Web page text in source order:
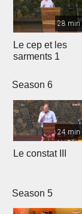
28 min
Le cep et les
sarments 1
Season 6
24 min
Le constat III
Season 5